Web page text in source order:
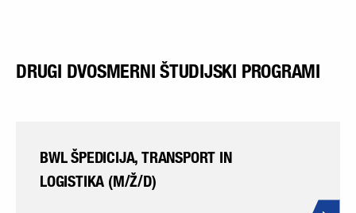
DRUGI DVOSMERNI ŠTUDIJSKI PROGRAMI
BWL ŠPEDICIJA, TRANSPORT IN
LOGISTIKA (M/Ž/D)